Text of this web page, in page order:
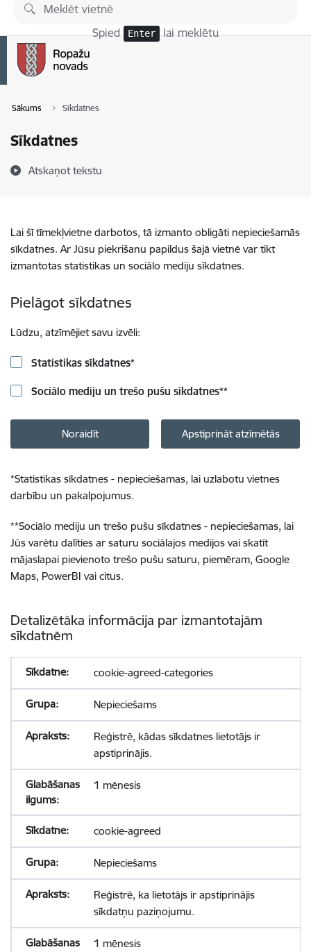
Pāriet uz lapas saturu
Spied Enter lai meklētu
Sākums Sīkdatnes
Sīkdatnes
Atskaņot tekstu
Lai šī tīmekļvietne darbotos, tā izmanto obligāti nepieciešamās
sīkdatnes. Ar Jūsu piekrišanu papildus šajā vietnē var tikt
izmantotas statistikas un sociālo mediju sīkdatnes.
Pielāgot sīkdatnes
Lūdzu, atzīmējiet savu izvēli:
Statistikas sīkdatnes*
Sociālo mediju un trešo pušu sīkdatnes**
Noraidīt Apstiprināt atzīmētās
*Statistikas sīkdatnes - nepieciešamas, lai uzlabotu vietnes
darbību un pakalpojumus.
**Sociālo mediju un trešo pušu sīkdatnes - nepieciešamas, lai
Jūs varētu dalīties ar saturu sociālajos medijos vai skatīt
mājaslapai pievienoto trešo pušu saturu, piemēram, Google
Maps, PowerBI vai citus.
Detalizētāka informācija par izmantotajām
sīkdatnēm
cookie-agreed-categories
Nepieciešams
Reģistrē, kādas sīkdatnes lietotājs ir
apstiprinājis.
1 mēnesis
cookie-agreed
Nepieciešams
Reģistrē, ka lietotājs ir apstiprinājis
sīkdatņu paziņojumu.
1 mēnesis